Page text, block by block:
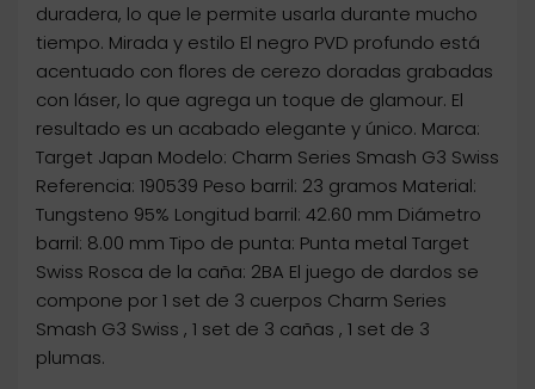
duradera, lo que le permite usarla durante mucho
tiempo. Mirada y estilo El negro PVD profundo está
acentuado con flores de cerezo doradas grabadas
con láser, lo que agrega un toque de glamour. El
resultado es un acabado elegante y único. Marca:
Target Japan Modelo: Charm Series Smash G3 Swiss
Referencia: 190539 Peso barril: 23 gramos Material:
Tungsteno 95% Longitud barril: 42.60 mm Diámetro
barril: 8.00 mm Tipo de punta: Punta metal Target
Swiss Rosca de la caña: 2BA El juego de dardos se
compone por 1 set de 3 cuerpos Charm Series
Smash G3 Swiss , 1 set de 3 cañas , 1 set de 3
plumas.